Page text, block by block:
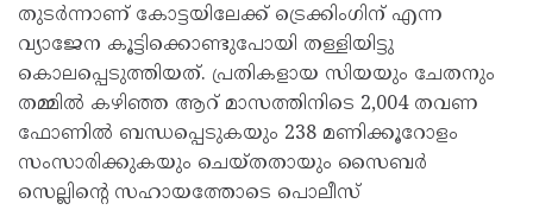
തുടർന്നാണ് കോട്ടയിലേക്ക് ട്രെക്കിംഗിന് എന്ന
വ്യാജേന കൂട്ടിക്കൊണ്ടുപോയി തള്ളിയിട്ടു
കൊലപ്പെടുത്തിയത്. പ്രതികളായ സിയയും ചേതനും
തമ്മിൽ കഴിഞ്ഞ ആറ് മാസത്തിനിടെ 2,004 തവണ
ഫോണിൽ ബന്ധപ്പെടുകയും 238 മണിക്കൂറോളം
സംസാരിക്കുകയും ചെയ്തതായും സൈബർ
സെല്ലിന്റെ സഹായത്തോടെ പൊലീസ്